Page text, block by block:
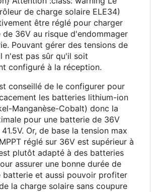
de charge solaire ELE34)
être réglé pour charger
de 36V au risque d'endommager
Pouvant gérer des tensions de
n'est pas sûr qu'il soit
configuré à la réception.
conseillé de le configurer pour
les batteries lithium-ion
Manganèse-Cobalt) donc la
pour une batterie de 36V
Or, de base la tension max
réglé sur 36V est supérieur à
plutôt adapté à des batteries
assurer une bonne durée de
batterie et aussi pouvoir profiter
la charge solaire sans coupure